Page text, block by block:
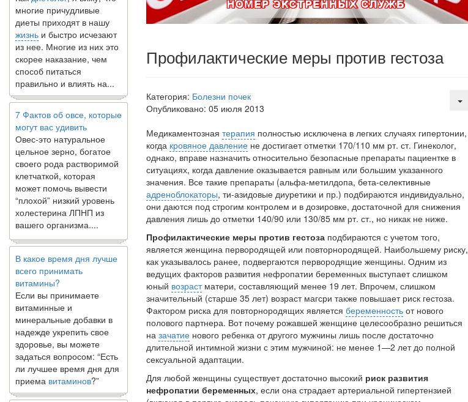
диеты приходят в нашу
жизньи быстро исчезают
из нее. Многие из них это
скорее наказание, чем
способ питаться
правильно и влиять на...
7 Фактов об овсе, которые
могут вас удивить
Овес-это натуральное
цельное зерно, богатое
своего рода растворимой
клетчаткой, которая
может помочь вывести
“плохой” низкий уровень
холестерина ЛПНП из
вашего организма....
В какое время дня лучше
всего принимать
витамины?
Если вы принимаете
витаминные и
минеральные добавки в
надежде укрепить свое
здоровье, вы можете
задаться вопросом: “Есть
ли лучшее время дня для
приемавитаминов?”
Профилактические меры против гестоза
Категория: Болезни почек
Опубликовано: 05 июля 2013
Медикаментозная терапия полностью исключена в лег­ких случаях гипертонии,
когда кровяное давление не до­стигает отметки 170/110 мм рт. ст. Гинеколог,
однако, впра­ве назначить относительно безопасные препараты пациент­ке в
ситуациях, когда давление оказывается равным или большим указанного
значения. Все такие препараты (альфа-метилдопа, бета-селективные
адреноблокаторы, ти-азидовые диуретики и пр.) подбираются индивидуально,
они даются под строгим контролем и в дозировке, доста­точной для снижения
давления лишь до отметки 140/90 или 130/85 мм рт. ст., но никак не ниже.
Профилактические меры против гестоза подбираются с учетом того,
является женщина первородящей или повтор­нородящей. Наибольшему риску,
как указывалось ранее, подвергаются первородящие женщины. Одним из
ведущих факторов развития нефропатии беременных выступает слишком
юный возрастматери, составляющий менее 19 лет. Впрочем, слишком
значительный (старше 35 лет) возраст магсри также повышает риск гестоза.
Фактором ри­ска для повторнородящих является беременность от нового
полового партнера. Вот почему рожавшей женщине целе­сообразно решиться
на зачатие нового ребенка от другого мужчины лишь после достаточно
длительной интимной жизни с этим мужчиной: не менее 1—2 лет до полной
сексу­альной адаптации.
Для любой женщины существует достаточно высокий риск развития
нефропатии беременных, если она страдает ар­териальной гипертензией